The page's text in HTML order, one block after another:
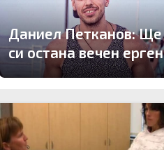
Даниел Петканов: Ще
си остана вечен ерген